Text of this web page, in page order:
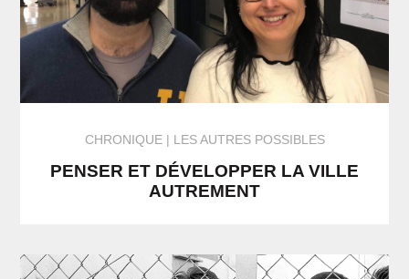
CHRONIQUE LES AUTRES POSSIBLES
PENSER ET DÉVELOPPER LA VILLE
AUTREMENT